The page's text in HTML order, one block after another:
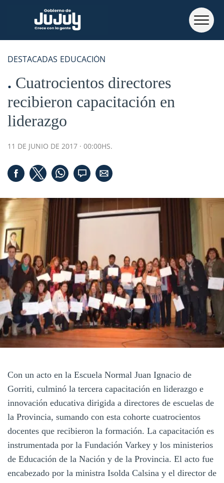
DESTACADAS EDUCACIÓN
Cuatrocientos directores
recibieron capacitación en
liderazgo
11 DE JUNIO DE 2017 · 00:00HS.
Con un acto en la Escuela Normal Juan Ignacio de
Gorriti, culminó la tercera capacitación en liderazgo e
innovación educativa dirigida a directores de escuelas de
la Provincia, sumando con esta cohorte cuatrocientos
docentes que recibieron la formación. La capacitación es
instrumentada por la Fundación Varkey y los ministerios
de Educación de la Nación y de la Provincia. El acto fue
encabezado por la ministra Isolda Calsina y el director de